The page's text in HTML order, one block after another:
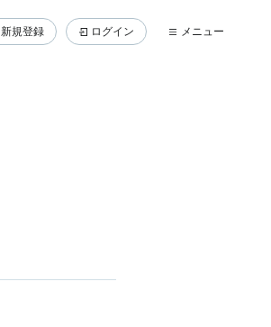
新規登録 ログイン メニュー